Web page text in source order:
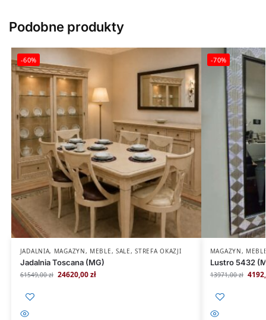
Podobne produkty
-60%
JADALNIA, MAGAZYN, MEBLE, SALE,STREFA OKAZJI
Jadalnia Toscana (MG)
61549,00zł 24620,00zł
-70%
MAGAZYN,
Lustro 5432
13971,00zł